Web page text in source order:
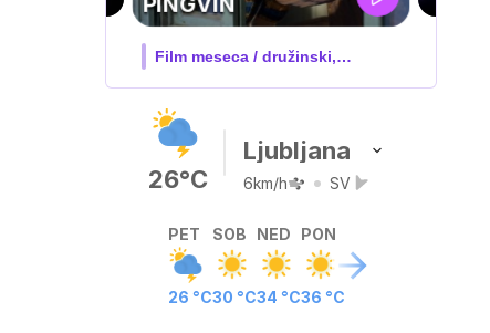
V živo na VOYO: sreda ob 20.30
26°C
Ljubljana
6km/h SV
PET
26 °C
SOB
30 °C
NED
34 °C
PON
36 °C